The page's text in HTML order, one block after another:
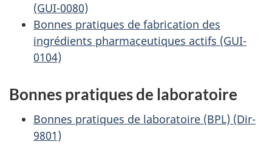
(GUI-0080)
Bonnes pratiques de fabrication des
ingrédients pharmaceutiques actifs (GUI-
0104)
Bonnes pratiques de laboratoire
Bonnes pratiques de laboratoire (BPL) (Dir-
9801)